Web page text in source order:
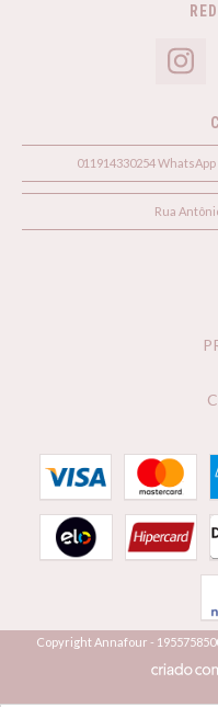
011914330254 WhatsApp
Rua
Copyright Annafour -